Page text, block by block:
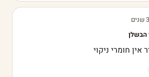
הבשלן
אין חומרי ניקוי